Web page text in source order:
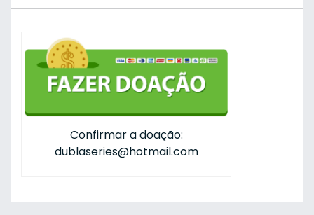
Confirmar a doação:
dublaseries@hotmail.com